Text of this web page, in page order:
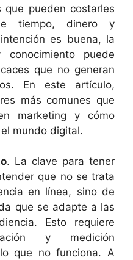
que pueden costarles
tiempo, dinero y
es buena, la
puede
que no generan
En este artículo,
más comunes que
marketing y cómo
mundo digital.
. La clave para tener
que no se trata
en línea, sino de
que se adapte a las
Esto requiere
y medición
que no funciona. A